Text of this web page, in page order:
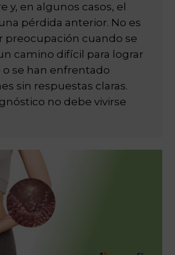
y, en algunos casos, el
pérdida anterior. No es
preocupación cuando se
camino difícil para lograr
o se han enfrentado
sin respuestas claras.
no debe vivirse